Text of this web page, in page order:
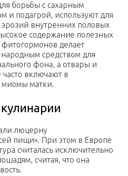
борьбы с сахарным
и подагрой, используют для
внутренних половых
содержание полезных
делает
средством для
фона, а отвары и
часто включают в
миомы матки.
люцерну
пищи». При этом в Европе
считалась исключительно
считая, что она